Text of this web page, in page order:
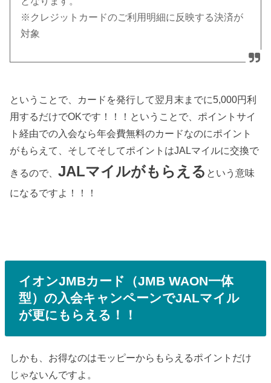
※クレジットカードのご利用明細に反映する決済が
対象
ということで、カードを発行して翌月末までに5,000円利
用するだけでOKです！！！ということで、ポイントサイ
ト経由での入会なら年会費無料のカードなのにポイント
がもらえて、そしてそしてポイントはJALマイルに交換で
きるので、JALマイルがもらえる という意味
になるですよ！！！
イオンJMBカード（JMB WAON一体
型）の入会キャンペーンでJALマイル
が更にもらえる！！
しかも、お得なのはモッピーからもらえるポイントだけ
じゃないんですよ。